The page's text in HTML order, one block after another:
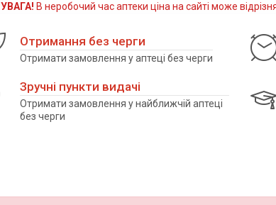
УВАГА! В неробочий час аптеки ціна на сайті може
Отримання без черги
Отримати замовлення у аптеці без черги
Зручні пункти видачі
Отримати замовлення у найближчій аптеці
без черги